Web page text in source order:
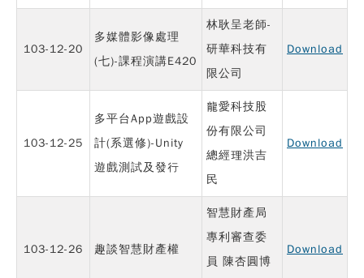
103-12-20
多媒體影像處理
(七)-課程演講E420
林耿呈老師-
研華科技有
限公司
Download
103-12-25
多平台App遊戲設
計(系選修)-Unity
遊戲測試及發行
龍愛科技股
份有限公司
總經理洪吉
民
Download
103-12-26 趣談智慧財產權
智慧財產局
專利審查委
員 陳杏圓博
Download